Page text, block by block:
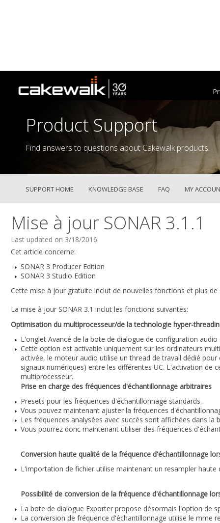
Product Support
Find answers to questions about Cakewalk products.
SUPPORT HOME KNOWLEDGE BASE FAQ MY
Mise à jour SONAR 3.1.1
Last updated on 3/18/2016
Cet article concerne:
SONAR 3 Producer Edition
SONAR 3 Studio Edition
Cette mise à jour gratuite inclut de nouvelles fonctions et plus
La mise à jour SONAR 3.1 inclut les fonctions suivantes:
Optimisation du multiprocesseur/de la technologie hyper-
L'onglet Avancé de la bote de dialogue de configuration
Cette option est activable uniquement sur les ordinateurs
activée, le moteur audio utilise un thread de travail dédié
signaux numériques) entre les différentes UC. L'activation
multiprocesseur.
Prise en charge des fréquences d'échantillonnage arbitraires
Presets pour les fréquences d'échantillonnage standards.
Vous pouvez maintenant ajuster la fréquences
Les fréquences analysées avec succès sont affichées dans
Vous pourrez donc maintenant utiliser des fréquences
Conversion haute qualité de la fréquence d'échantillonnage
L'importation de fichier utilise maintenant un resampler haute
Possibilité de conversion de la fréquence d'échantillonnage
La bote de dialogue Exporter propose désormais l'option de
La conversion de fréquence d'échantillonnage utilise le mme